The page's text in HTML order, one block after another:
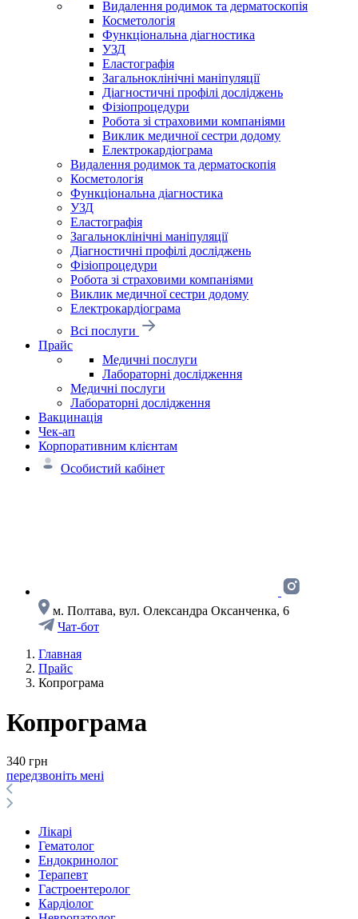
Видалення родимок та дерматоскопія
Косметологія
Функціональна діагностика
УЗД
Еластографія
Загальноклінічні маніпуляції
Діагностичні профілі досліджень
Фізіопроцедури
Робота зі страховими компаніями
Виклик медичної сестри додому
Електрокардіограма
Видалення родимок та дерматоскопія
Косметологія
Функціональна діагностика
УЗД
Еластографія
Загальноклінічні маніпуляції
Діагностичні профілі досліджень
Фізіопроцедури
Робота зі страховими компаніями
Виклик медичної сестри додому
Електрокардіограма
Всі послуги
Прайс
Медичні послуги
Лабораторні дослідження
Медичні послуги
Лабораторні дослідження
Вакцинація
Чек-ап
Корпоративним клієнтам
Особистий кабінет
м. Полтава, вул. Олександра Оксанченка, 6
Чат-бот
Главная
Прайс
Копрограма
Копрограма
340 грн
передзвоніть мені
Лікарі
Гематолог
Ендокринолог
Терапевт
Гастроентеролог
Кардіолог